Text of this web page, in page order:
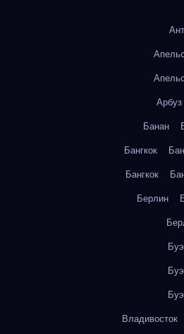
Арбуз
Банан
Бангкок
Бангкок
Берлин
Владивосток